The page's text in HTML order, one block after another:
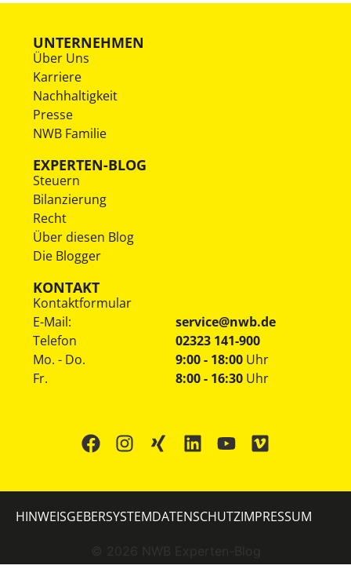
UNTERNEHMEN
Über Uns
Karriere
Nachhaltigkeit
Presse
NWB Familie
EXPERTEN-BLOG
Steuern
Bilanzierung
Recht
Über diesen Blog
Die Blogger
KONTAKT
Kontaktformular
E-Mail:
service@nwb.de
Telefon
02323 141-900
Mo. - Do.
Fr.
9:00 - 18:00 Uhr
8:00 - 16:30 Uhr
© 2026 NWB Experten-Blog
HINWEISGEBERSYSTEMDATENSCHUTZIMPRESSUM